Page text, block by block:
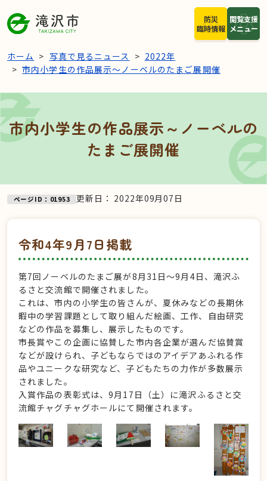
閲覧支援
メニュー
防災
臨時情報
ホーム 写真で見るニュース
2022年
市内小学生の作品展示～ノーベルのたまご展開催
市内小学生の作品展示～ノーベルの
たまご展開催
ページID：01953 更新日： 2022年09月07日
令和4年9月7日掲載
第7回ノーベルのたまご展が8月31日～9月4日、滝沢ふ
るさと交流館で開催されました。
これは、市内の小学生の皆さんが、夏休みなどの長期休
暇中の学習課題として取り組んだ絵画、工作、自由研究
などの作品を募集し、展示したものです。
市長賞やこの企画に協賛した市内各企業が選んだ協賛賞
などが設けられ、子どもならではのアイデアあふれる作
品やユニークな研究など、子どもたちの力作が多数展示
されました。
入賞作品の表彰式は、9月17日（土）に滝沢ふるさと交
流館チャグチャグホールにて開催されます。